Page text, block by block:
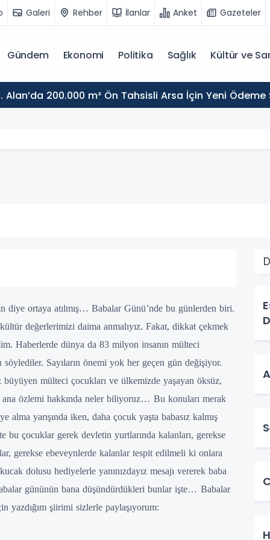
Galeri Rehber İlanlar Anket Gazeteler
Gündem Ekonomi Politika Sağlık Kültür ve
Alan’da 200.000 m² Ön Tahsisli Arsa İçin Yeni
diye ortaya atılmış… Babalar Günü’nde bu günlerden biri.
kültür değerlerimizi daima anmalıyız. Fakat, dikkat çekmek
Haberlerde dünya da 83 milyon insanın mülteci
Sayıların önemi yok her geçen gün değişiyor.
büyüyen mülteci çocukları ve ülkemizde yaşayan öksüz,
ana özlemi hakkında neler biliyoruz… Bu konuları merak
alma yarışında iken, daha çocuk yaşta babasız kalmış
bu çocuklar gerek devletin yurtlarında kalanları, gerekse
gerekse ebeveynlerde kalanlar tespit edilmeli ki onlara
dolusu hediyelerle yanınızdayız mesajı vererek baba
gününün bana düşündürdükleri bunlar işte… Babalar
şiirimi sizlerle paylaşıyorum: